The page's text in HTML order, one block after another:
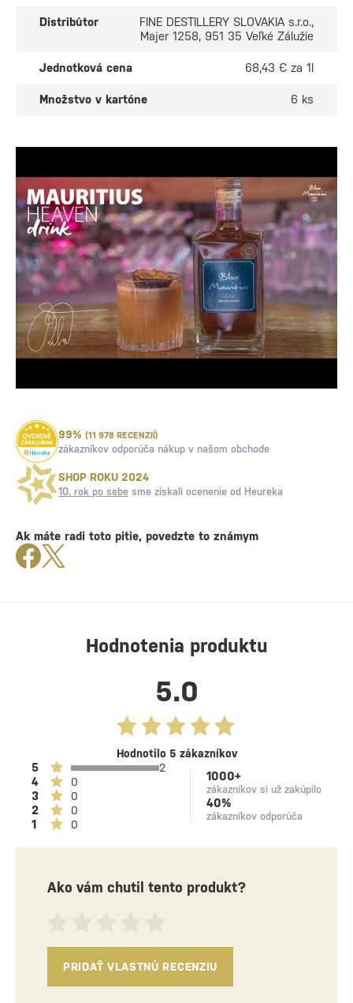
Distribútor
FINE DESTILLERY SLOVAKIA s.r.o.,
Majer 1258, 951 35 Veľké Zálužie
Jednotková cena 68,43 € za 1l
Množstvo v kartóne 6 ks
Hodnotenia produktu
5.0
Hodnotilo 5 zákazníkov
1 0
2 0
3 0
4 0
5 2
1000+
zákazníkov si už zakúpilo
40%
zákazníkov odporúča
Ako vám chutil tento produkt?
PRIDAŤ VLASTNÚ RECENZIU
99% (11 978 RECENZIÍ)
zákazníkov odporúča nákup v našom obchode
SHOP ROKU 2024
10. rok po sebe sme získali ocenenie od Heureka
Ak máte radi toto pitie, povedzte to známym